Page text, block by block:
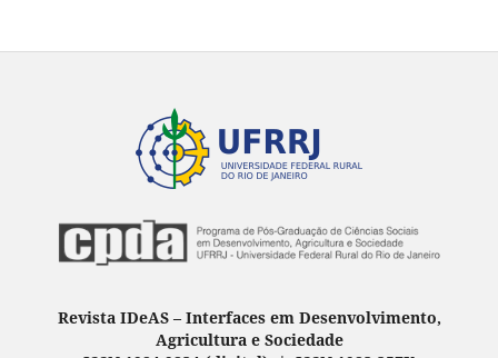
Revista IDeAS – Interfaces em Desenvolvimento,
Agricultura e Sociedade